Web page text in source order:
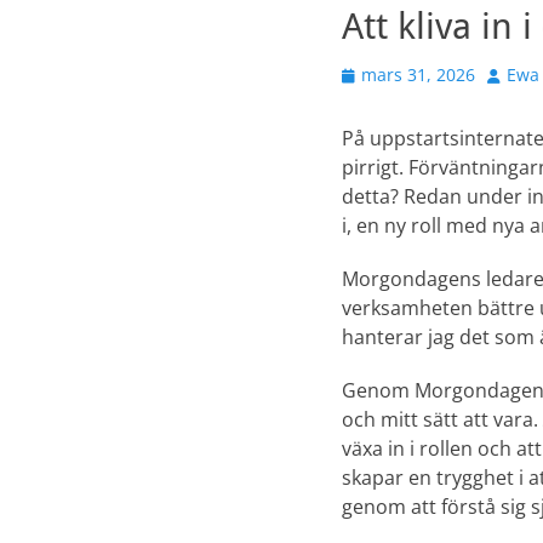
Att kliva in i
Publicerad
mars 31, 2026
På
pirrigt.
detta? Redan under
i, en ny roll med nya
Morgondagens
verksamheten bättre
hanterar jag det som
Genom
och mitt sätt att
växa in i rollen och
skapar en trygghet i
genom att förstå sig